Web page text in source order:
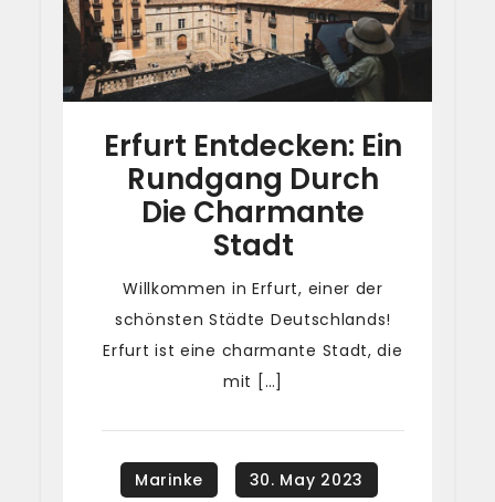
Erfurt Entdecken: Ein
Rundgang Durch
Die Charmante
Stadt
Willkommen in Erfurt, einer der
schönsten Städte Deutschlands!
Erfurt ist eine charmante Stadt, die
mit […]